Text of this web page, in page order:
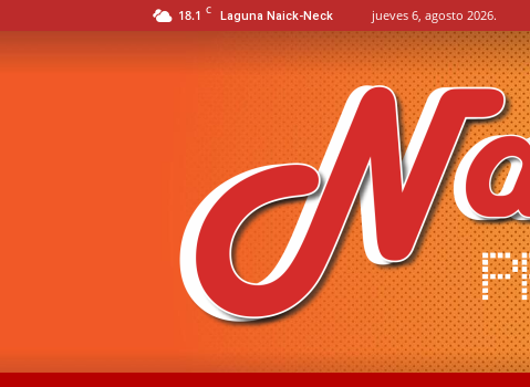
18.1 C Laguna Naick-Neck jueves 6, agosto 2026.